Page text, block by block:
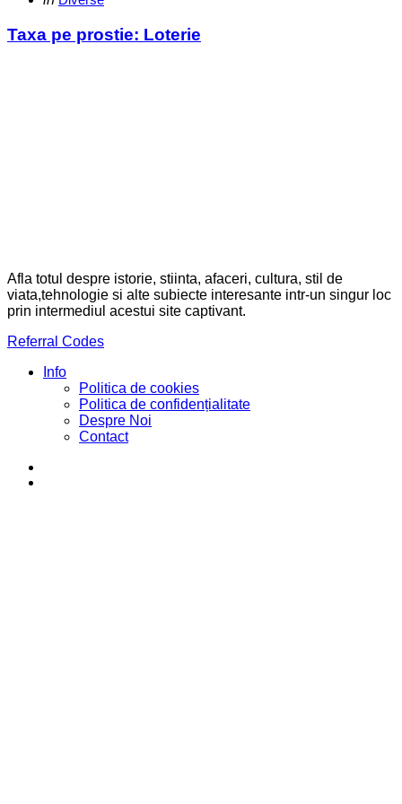
Taxa pe prostie: Loterie
Afla totul despre istorie, stiinta, afaceri, cultura, stil de
viata,tehnologie si alte subiecte interesante intr-un singur loc
prin intermediul acestui site captivant.
Referral Codes
Info
Politica de cookies
Politica de confidențialitate
Despre Noi
Contact